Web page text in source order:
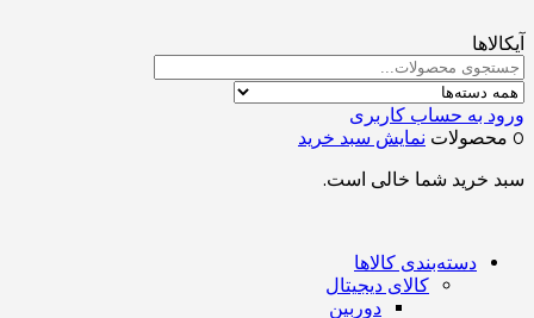
آیکالاها
ورود به حساب کاربری
0 محصولات
نمایش سبد خرید
سبد خرید شما خالی است.
دسته‌بندی کالاها
کالای دیجیتال
دوربین